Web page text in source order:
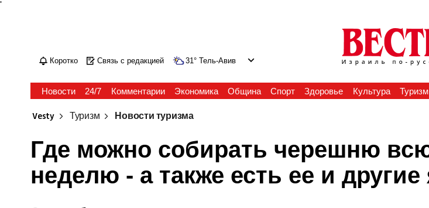
'
Коротко Связь с редакцией 31° Тель-Авив
Новости 24/7 Комментарии Экономика Община Спорт Здоровье Культура Туризм
Vesty Туризм Новости туризма
Где можно собирать черешню
неделю - а также есть ее и другие